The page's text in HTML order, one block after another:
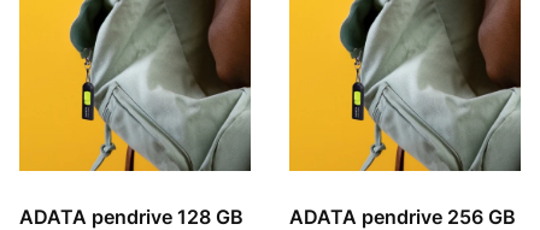
ADATA pendrive 128 GB
ADATA pendrive 256 GB